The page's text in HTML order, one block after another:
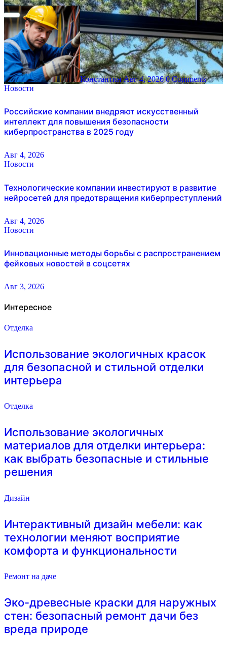
КонстантинАвг 4, 2026 0 Comments
Новости
Российские компании внедряют искусственный
интеллект для повышения безопасности
киберпространства в 2025 году
Авг 4, 2026
Новости
Технологические компании инвестируют в развитие
нейросетей для предотвращения киберпреступлений
Авг 4, 2026
Новости
Инновационные методы борьбы с распространением
фейковых новостей в соцсетях
Авг 3, 2026
Интересное
Отделка
Использование экологичных красок
для безопасной и стильной отделки
интерьера
Отделка
Использование экологичных
материалов для отделки интерьера:
как выбрать безопасные и стильные
решения
Дизайн
Интерактивный дизайн мебели: как
технологии меняют восприятие
комфорта и функциональности
Ремонт на даче
Эко-древесные краски для наружных
стен: безопасный ремонт дачи без
вреда природе